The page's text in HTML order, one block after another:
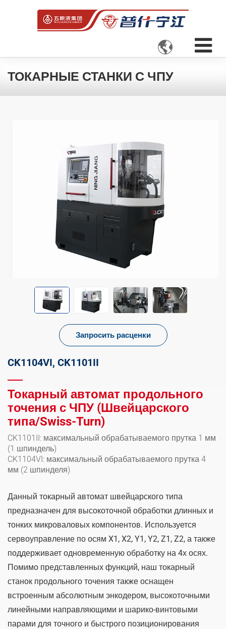

ТОКАРНЫЕ СТАНКИ С ЧПУ
Запросить расценки
CK1104VI, CK1101II
Токарный автомат продольного
точения с ЧПУ (Швейцарского
типа/Swiss-Turn)
CK1101II: максимальный обрабатываемого прутка 1 мм
(1 шпиндель)
CK1104VI: максимальный обрабатываемого прутка 4
мм (2 шпинделя)
Данный токарный автомат швейцарского типа
предназначен для высокоточной обработки длинных и
тонких микроваловых компонентов. Используется
сервоуправление по осям X1, X2, Y1, Y2, Z1, Z2, а также
поддерживает одновременную обработку на 4х осях.
Помимо представленных функций, наш токарный
станок продольного точения также оснащен
встроенным абсолютным энкодером, высокоточными
линейными направляющими и шарико-винтовыми
парами для точного и быстрого позиционирования